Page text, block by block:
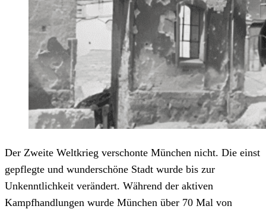
Der Zweite Weltkrieg verschonte München nicht. Die einst
gepflegte und wunderschöne Stadt wurde bis zur
Unkenntlichkeit verändert. Während der aktiven
Kampfhandlungen wurde München über 70 Mal von